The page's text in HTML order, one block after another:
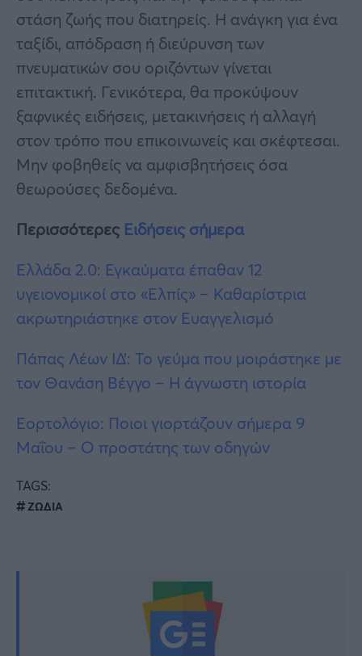
στάση ζωής που διατηρείς. Η ανάγκη για ένα
ταξίδι, απόδραση ή διεύρυνση των
πνευματικών σου οριζόντων γίνεται
επιτακτική. Γενικότερα, θα προκύψουν
ξαφνικές ειδήσεις, μετακινήσεις ή αλλαγή
στον τρόπο που επικοινωνείς και σκέφτεσαι.
Μην φοβηθείς να αμφισβητήσεις όσα
θεωρούσες δεδομένα.
Περισσότερες Ειδήσεις σήμερα
Ελλάδα 2.0: Εγκαύματα έπαθαν 12
υγειονομικοί στο «Ελπίς» – Καθαρίστρια
ακρωτηριάστηκε στον Ευαγγελισμό
Πάπας Λέων ΙΔ’: Το γεύμα που μοιράστηκε με
τον Θανάση Βέγγο – Η άγνωστη ιστορία
Εορτολόγιο: Ποιοι γιορτάζουν σήμερα 9
Μαΐου – Ο προστάτης των οδηγών
TAGS:
ΖΩΔΙΑ